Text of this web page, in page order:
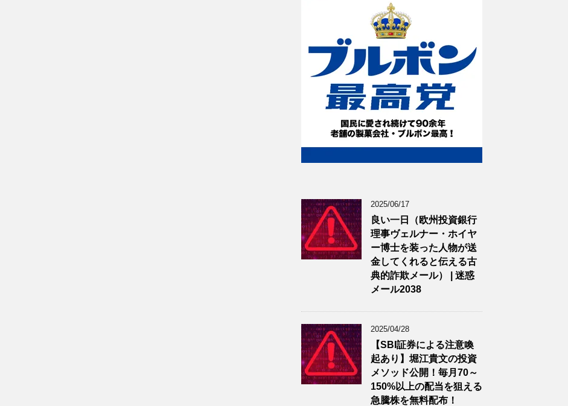
2025/06/17
良い一日（欧州投資銀行
理事ヴェルナー・ホイヤ
ー博士を装った人物が送
金してくれると伝える古
典的詐欺メール） | 迷惑
メール2038
2025/04/28
【SBI証券による注意喚
起あり】堀江貴文の投資
メソッド公開！毎月70～
150%以上の配当を狙える
急騰株を無料配布！